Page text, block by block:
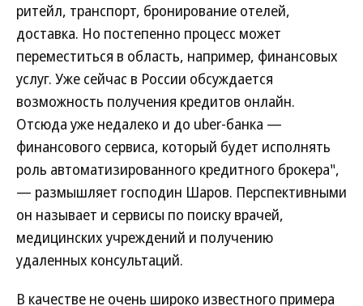
ритейл, транспорт, бронирование отелей,
доставка. Но постепенно процесс может
переместиться в область, например, финансовых
услуг. Уже сейчас в России обсуждается
возможность получения кредитов онлайн.
Отсюда уже недалеко и до uber-банка —
финансового сервиса, который будет исполнять
роль автоматизированного кредитного брокера",
— размышляет господин Шаров. Перспективными
он называет и сервисы по поиску врачей,
медицинских учреждений и получению
удаленных консультаций.
В качестве не очень широко известного примера